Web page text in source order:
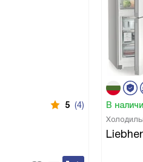
5 (4) В